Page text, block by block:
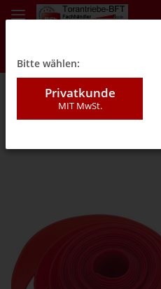
01A - Schranken
Bitte wählen:
Privatkunde
MIT MwSt.